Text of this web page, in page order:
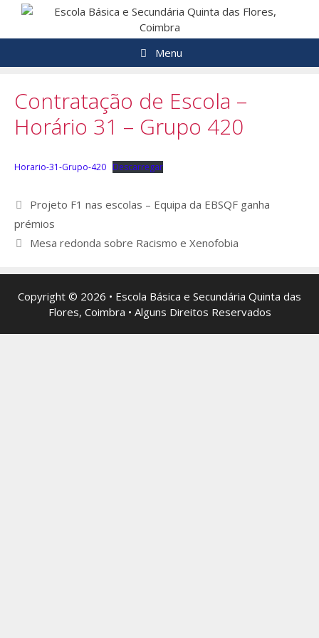
Saltar
o
Menu
Contratação de Escola –
Horário 31 – Grupo 420
Horario-31-Grupo-420 Descarregar
Navegação
artigos
Projeto F1 nas escolas – Equipa da EBSQF ganha
prémios
Mesa redonda sobre Racismo e Xenofobia
Copyright © 2026 • Escola Básica e Secundária Quinta das
Flores, Coimbra • Alguns Direitos Reservados